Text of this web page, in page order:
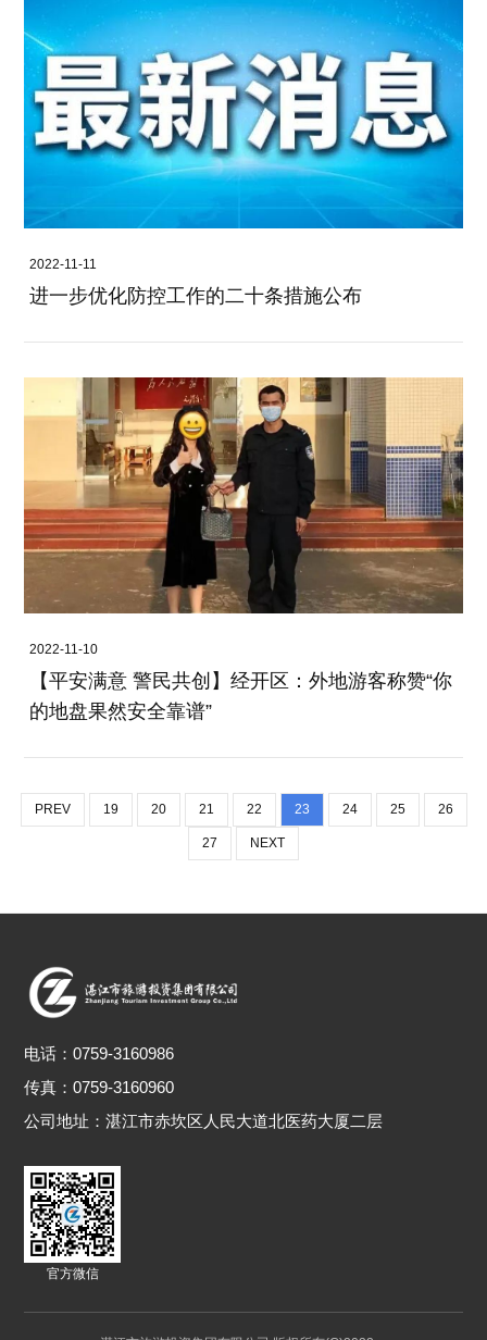
2022-11-11
进一步优化防控工作的二十条措施公布
2022-11-10
【平安满意 警民共创】经开区：外地游客称赞“你
的地盘果然安全靠谱”
PREV 19 20 21 22 23 24 25 26
27 NEXT
电话：0759-3160986
传真：0759-3160960
公司地址：湛江市赤坎区人民大道北医药大厦二层
官方微信